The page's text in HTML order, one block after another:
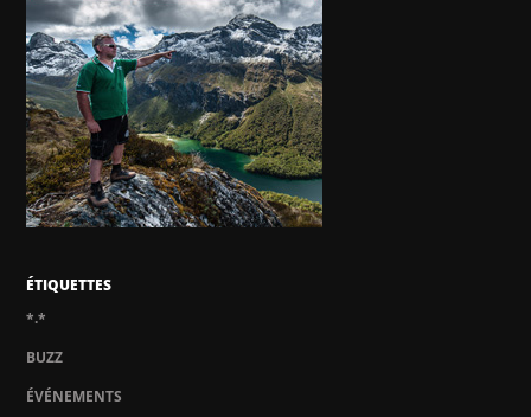
ÉTIQUETTES
*.*
BUZZ
ÉVÉNEMENTS